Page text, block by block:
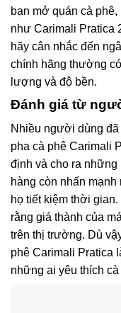
bạn mở quán cà
như Carimali Pratica
hãy cân nhắc đến
chính hãng thường
lượng và độ bền.
Đánh giá từ
Nhiều người dùng
pha cà phê Carimali
định và cho ra những
hàng còn nhấn
họ tiết kiệm thời
rằng giá thành của
trên thị trường. Dù
phê Carimali Pratica
những ai yêu thích cà